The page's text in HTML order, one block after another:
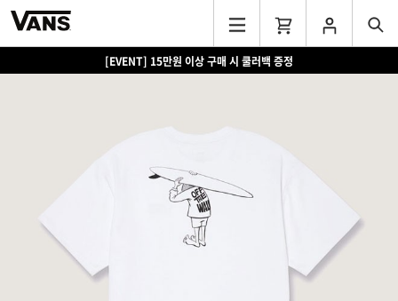
[EVENT] 15만원 이상 구매 시 쿨러백 증정